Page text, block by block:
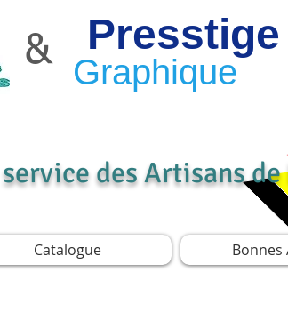
& Presstige
Graphique
des Artisans
Catalogue Bonnes